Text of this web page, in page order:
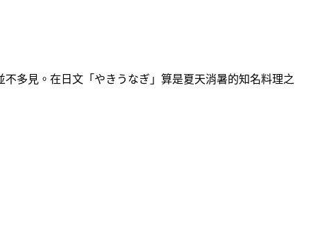
多見。在日文「やきうなぎ」算是夏天消暑的知名料理之